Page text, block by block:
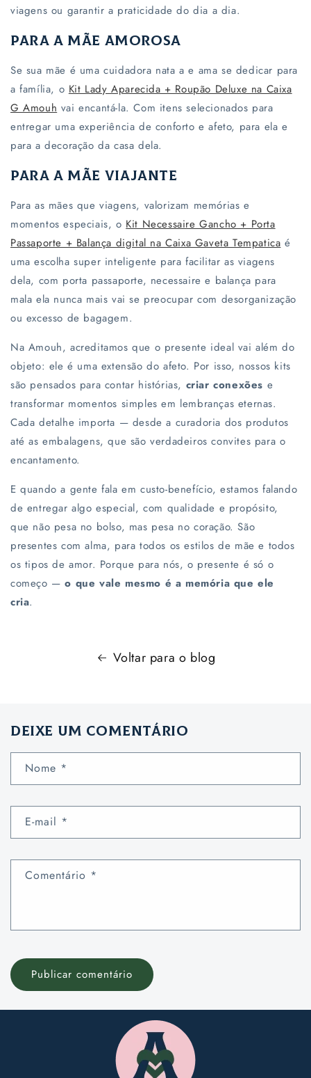
viagens ou garantir a praticidade do dia a dia.
Para a Mãe Amorosa
Se sua mãe é uma cuidadora nata a e ama se dedicar para
a família, o Kit Lady Aparecida + Roupão Deluxe na Caixa
G Amouh vai encantá-la. Com itens selecionados para
entregar uma experiência de conforto e afeto, para ela e
para a decoração da casa dela.
Para a Mãe Viajante
Para as mães que viagens, valorizam memórias e
momentos especiais, o Kit Necessaire Gancho + Porta
Passaporte + Balança digital na Caixa Gaveta Tempatica é
uma escolha super inteligente para facilitar as viagens
dela, com porta passaporte, necessaire e balança para
mala ela nunca mais vai se preocupar com desorganização
ou excesso de bagagem.
Na Amouh, acreditamos que o presente ideal vai além do
objeto: ele é uma extensão do afeto. Por isso, nossos kits
são pensados para contar histórias, criar conexões e
transformar momentos simples em lembranças eternas.
Cada detalhe importa — desde a curadoria dos produtos
até as embalagens, que são verdadeiros convites para o
encantamento.
E quando a gente fala em custo-benefício, estamos falando
de entregar algo especial, com qualidade e propósito,
que não pesa no bolso, mas pesa no coração. São
presentes com alma, para todos os estilos de mãe e todos
os tipos de amor. Porque para nós, o presente é só o
começo —o que vale mesmo é a memória que ele
cria.
Voltar para o blog
Deixe um comentário
Nome *
E-mail *
Comentário *